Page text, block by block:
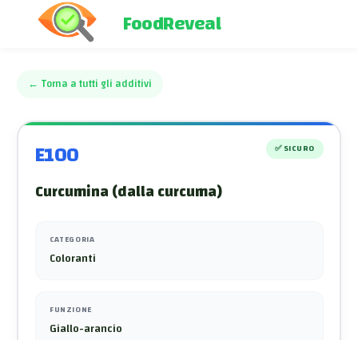
FoodReveal
← Torna a tutti gli additivi
E100 ✅SICURO
Curcumina (dalla curcuma)
CATEGORIA
Coloranti
FUNZIONE
Giallo-arancio